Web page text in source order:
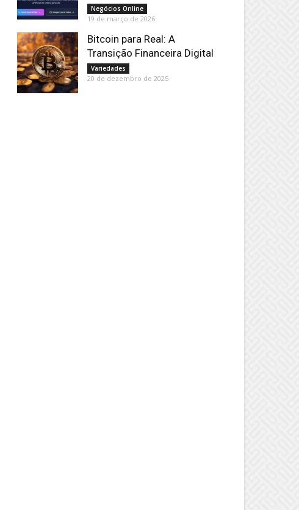
Negócios Online
19 de março de 2026
Bitcoin para Real: A
Transição Financeira Digital
Variedades
20 de dezembro de 2025